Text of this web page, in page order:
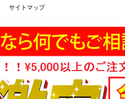
サイトマップ
鑑・ゴム印・